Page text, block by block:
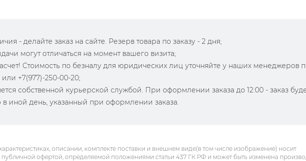
- делайте заказ на сайте. Резерв товара по заказу - 2 дня;
могут отличаться на момент вашего визита;
Стоимость по безналу для юридических лиц уточняйте у наших менеджеров
+7(977)-250-00-20;
собственной курьерской службой. При оформлении заказа до 12:00 - заказ
в иной день, указанный при оформлении заказа.
описании, комплекте поставки и внешнем виде(в том числе изображение) носит
публичной офертой, определяемой положениями статьи 437 ГК РФ и может быть изменена